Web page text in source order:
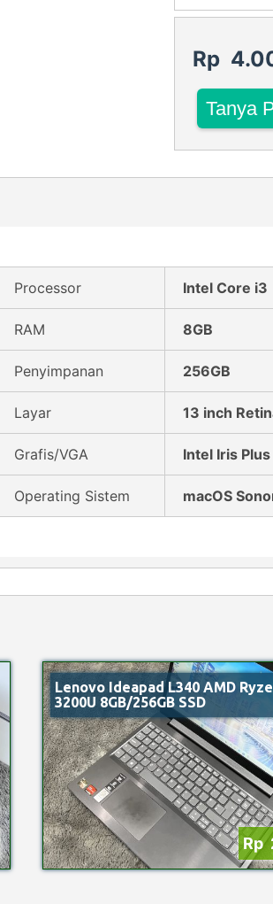
Rp
Tanya
Processor Intel Core i3
RAM 8GB
Penyimpanan 256GB
Layar 13 inch
Grafis/VGA Intel Iris
Operating Sistem macOS
Lenovo Ideapad L340 AMD
3200U 8GB/256GB SSD
Rp